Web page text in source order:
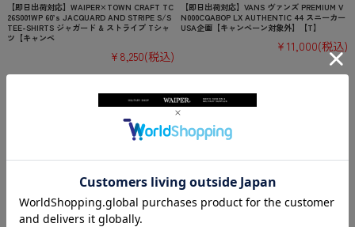
【即日出荷対応】WAIPER×TOWN CRAFT TC
26S001WP 60’s JACQUARD AND STRIPE S/S
TEE-SHIRTS ジャガード & ストライプ Tシャ
ツ【キャンペ
¥8,250(税込)
【即日出荷対応】VANS ヴァンズ PREMIUM V
N000CQABOP LX AUTHENTIC 44 スニーカー
USA企画【キャンペーン対象外】【T】
¥11,000(税込)